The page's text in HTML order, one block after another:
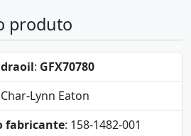
produto
: GFX70780
Lynn Eaton
fabricante: 158-1482-001